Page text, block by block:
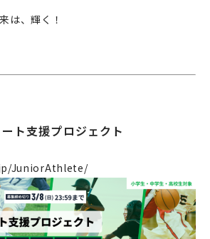
は、輝く！
ト支援プロジェクト
JuniorAthlete/